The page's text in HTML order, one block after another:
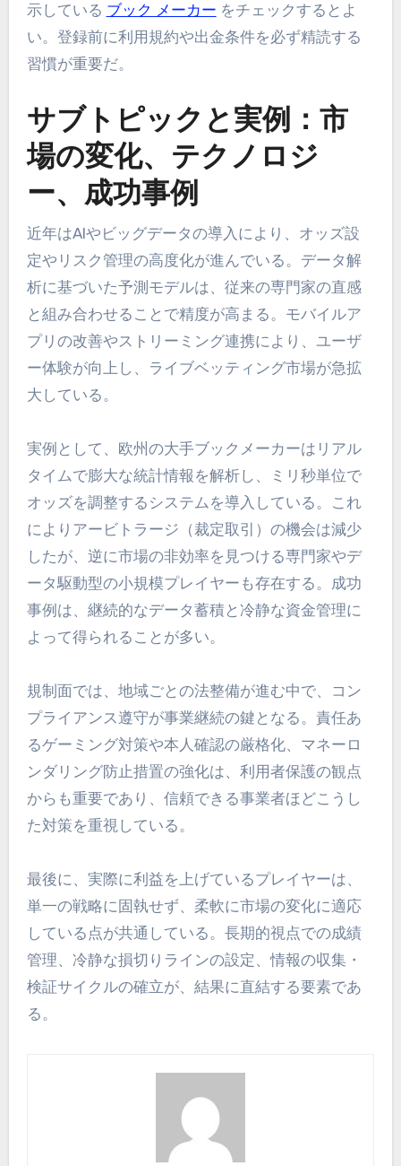
示している ブック メーカー をチェックするとよ
い。登録前に利用規約や出金条件を必ず精読する
習慣が重要だ。
サブトピックと実例：市
場の変化、テクノロジ
ー、成功事例
近年はAIやビッグデータの導入により、オッズ設
定やリスク管理の高度化が進んでいる。データ解
析に基づいた予測モデルは、従来の専門家の直感
と組み合わせることで精度が高まる。モバイルア
プリの改善やストリーミング連携により、ユーザ
ー体験が向上し、ライブベッティング市場が急拡
大している。
実例として、欧州の大手ブックメーカーはリアル
タイムで膨大な統計情報を解析し、ミリ秒単位で
オッズを調整するシステムを導入している。これ
によりアービトラージ（裁定取引）の機会は減少
したが、逆に市場の非効率を見つける専門家やデ
ータ駆動型の小規模プレイヤーも存在する。成功
事例は、継続的なデータ蓄積と冷静な資金管理に
よって得られることが多い。
規制面では、地域ごとの法整備が進む中で、コン
プライアンス遵守が事業継続の鍵となる。責任あ
るゲーミング対策や本人確認の厳格化、マネーロ
ンダリング防止措置の強化は、利用者保護の観点
からも重要であり、信頼できる事業者ほどこうし
た対策を重視している。
最後に、実際に利益を上げているプレイヤーは、
単一の戦略に固執せず、柔軟に市場の変化に適応
している点が共通している。長期的視点での成績
管理、冷静な損切りラインの設定、情報の収集・
検証サイクルの確立が、結果に直結する要素であ
る。